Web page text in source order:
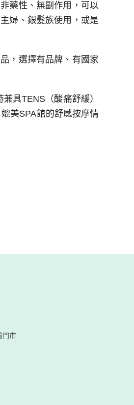
藥性、無副作用，可以
婦、銀髮族使用，或是
，選擇有品牌、有國家
具TENS（酸痛舒緩）
美SPA館的舒感按摩情
門市